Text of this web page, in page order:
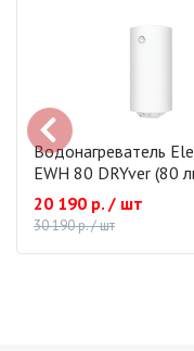
Водонагреватель
EWH 80 DRYver (80
20 190 р. / шт
30 190 р. / шт